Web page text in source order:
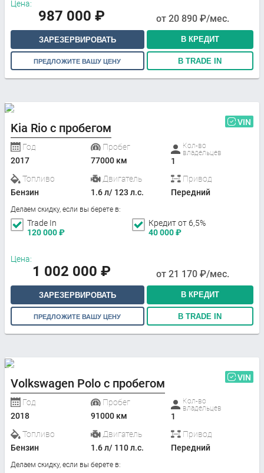
Цена:
987 000 ₽ от 20 890 ₽/мес.
ЗАРЕЗЕРВИРОВАТЬ В КРЕДИТ
ПРЕДЛОЖИТЕ ВАШУ ЦЕНУ В TRADE IN
Kia Rio с пробегом VIN
Год
2017
Пробег
77000 км
Кол-во
владельцев
1
Топливо
Бензин
Двигатель
1.6 л/ 123 л.с.
Привод
Передний
Делаем скидку, если вы берете в:
Trade In
120 000₽
Кредит от 6,5%
40 000₽
Цена:
1 002 000 ₽ от 21 170 ₽/мес.
ЗАРЕЗЕРВИРОВАТЬ В КРЕДИТ
ПРЕДЛОЖИТЕ ВАШУ ЦЕНУ В TRADE IN
Volkswagen Polo с пробегом VIN
Год
2018
Пробег
91000 км
Кол-во
владельцев
1
Топливо
Бензин
Двигатель
1.6 л/ 110 л.с.
Привод
Передний
Делаем скидку, если вы берете в: